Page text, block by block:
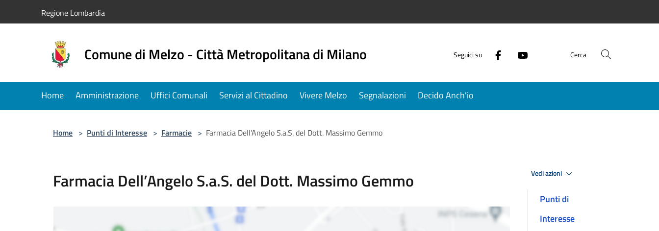
Regione Lombardia
Comune di Melzo - Città Metropolitana di Milano Seguici su Cerca
Home Amministrazione Uffici Comunali Servizi al Cittadino Vivere Melzo Segnalazioni Decido Anch'io
Home > Punti di Interesse > Farmacie > Farmacia Dell’Angelo S.a.S. del Dott. Massimo Gemmo
Farmacia Dell’Angelo S.a.S. del Dott. Massimo Gemmo Vedi azioni
Punti di
Interesse